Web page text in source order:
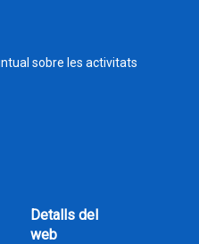
sobre les activitats
Detalls del
web